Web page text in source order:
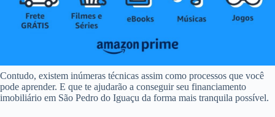
Contudo, existem inúmeras técnicas assim como processos que você
pode aprender. E que te ajudarão a conseguir seu financiamento
imobiliário em São Pedro do Iguaçu da forma mais tranquila possível.